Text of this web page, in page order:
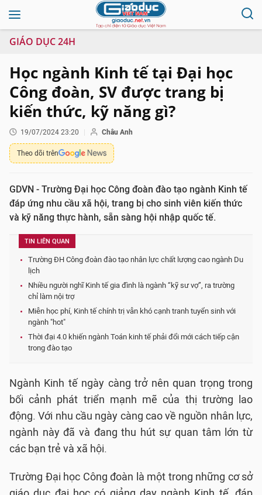
GIÁO DỤC 24H
Học ngành Kinh tế tại Đại học
Công đoàn, SV được trang bị
kiến thức, kỹ năng gì?
19/07/2024 23:20 Châu Anh
Theo dõi trên
GDVN - Trường Đại học Công đoàn đào tạo ngành Kinh tế
đáp ứng nhu cầu xã hội, trang bị cho sinh viên kiến thức
và kỹ năng thực hành, sẵn sàng hội nhập quốc tế.
TIN LIÊN QUAN
Trường ĐH Công đoàn đào tạo nhân lực chất lượng cao ngành Du
lịch
Nhiều người nghĩ Kinh tế gia đình là ngành “kỹ sư vợ”, ra trường
chỉ làm nội trợ
Miễn học phí, Kinh tế chính trị vẫn khó cạnh tranh tuyển sinh với
ngành "hot"
Thời đại 4.0 khiến ngành Toán kinh tế phải đổi mới cách tiếp cận
trong đào tạo
Ngành Kinh tế ngày càng trở nên quan trọng trong
bối cảnh phát triển mạnh mẽ của thị trường lao
động. Với nhu cầu ngày càng cao về nguồn nhân lực,
ngành này đã và đang thu hút sự quan tâm lớn từ
các bạn trẻ và xã hội.
Trường Đại học Công đoàn là một trong những cơ sở